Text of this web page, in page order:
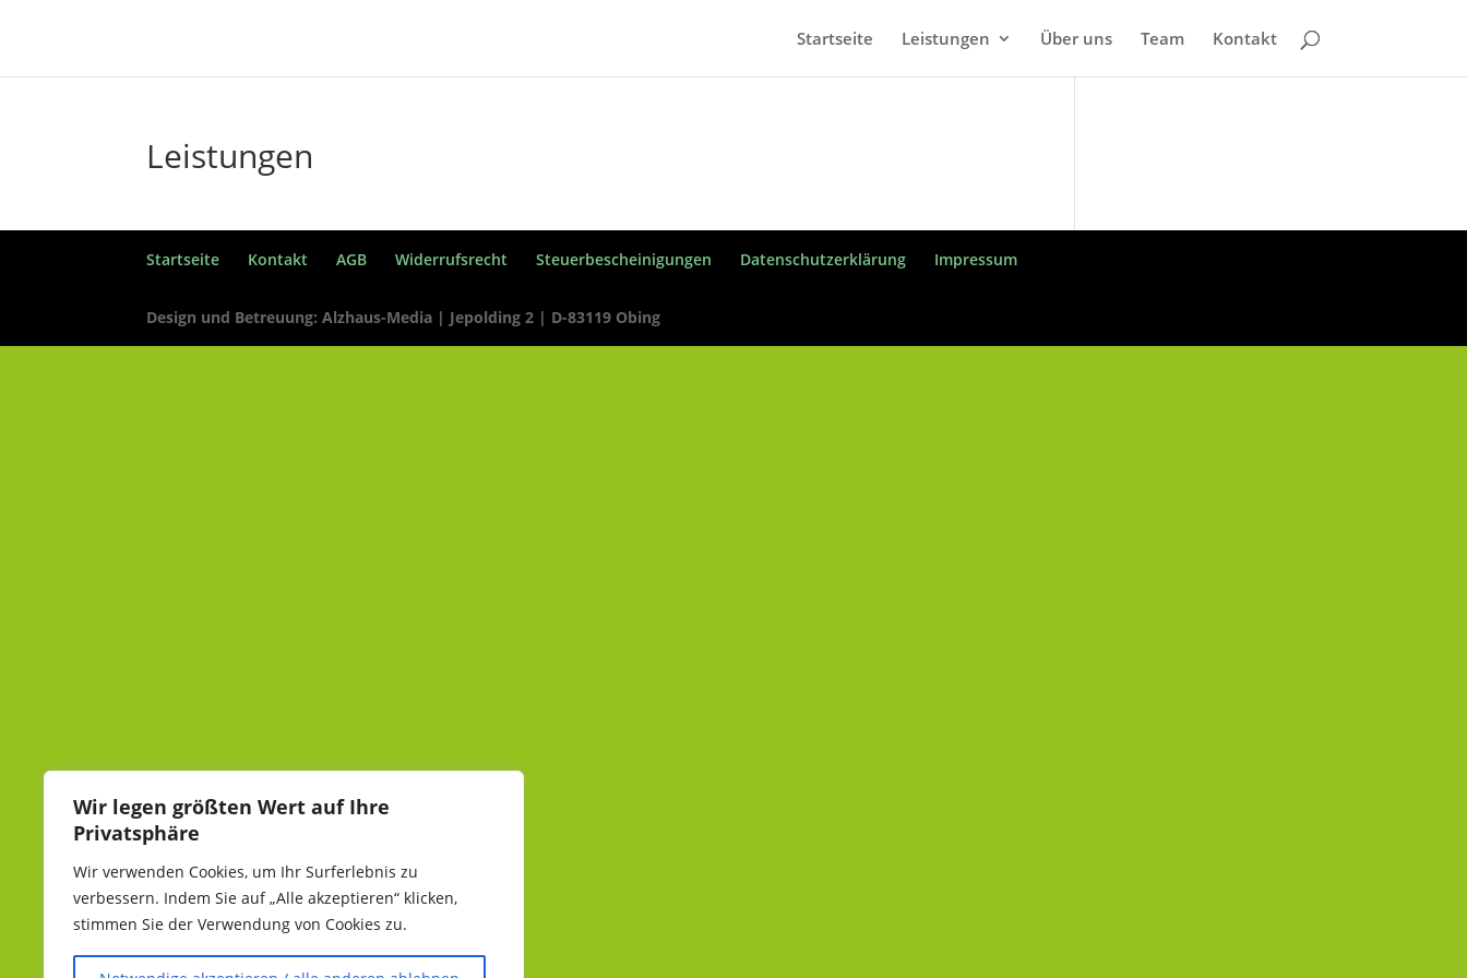
Wir legen größten Wert auf Ihre
Privatsphäre
Wir verwenden Cookies, um Ihr Surferlebnis zu
verbessern. Indem Sie auf „Alle akzeptieren“ klicken,
stimmen Sie der Verwendung von Cookies zu.
Startseite Leistungen Über uns Team Kontakt
Leistungen
Startseite Kontakt AGB Widerrufsrecht Steuerbescheinigungen Datenschutzerklärung Impressum
Design und Betreuung: Alzhaus-Media | Jepolding 2 | D-83119 Obing